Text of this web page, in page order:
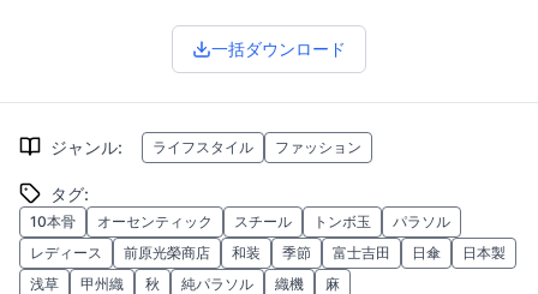
一括ダウンロード
ジャンル: ライフスタイル ファッション
タグ:
10本骨 オーセンティック スチール トンボ玉
パラソル
レディース
前原光榮商店 和装 季節 富士吉田 日傘
日本製
浅草
甲州織 秋 純パラソル 織機 麻